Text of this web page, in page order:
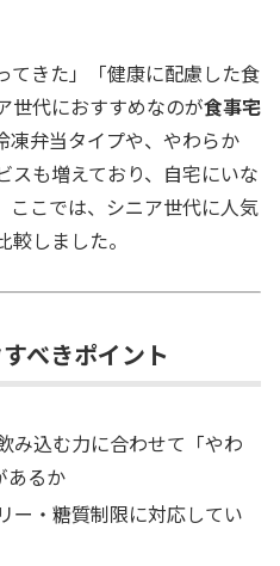
てきた」「健康に配慮した食
世代におすすめなのが食事宅
凍弁当タイプや、やわらか
スも増えており、自宅にいな
ここでは、シニア世代に人気
しました。
べきポイント
み込む力に合わせて「やわ
あるか
ー・糖質制限に対応してい